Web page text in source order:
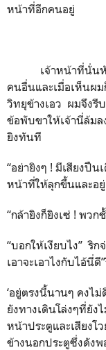
หน้าที่อีกคนอยู่
เจ้าหน้าที่นั่นหัน
คนอื่นและเมื่อเห็นผ
วิทยุข้างเอว ผมจึงรี
ข้อพับขาให้เจ้านี่ล้ม
ยิงทันที
“อย่ายิงๆ ! มีเสียงปื
หน้าที่ให้ลุกขึ้นและอยู่
“กล้ายิงก็ยิงเซ่ ! พว
“บอกให้เงียบไง” ริ
เอาจะเอาไงกับไอ้นี่
‘อยู่ตรงนี้นานๆ คงไ
ยังทางเดินโล่งๆที่ยั
หน้าประตูและเสียงโ
ข้างนอกประตูซึ่งดัง